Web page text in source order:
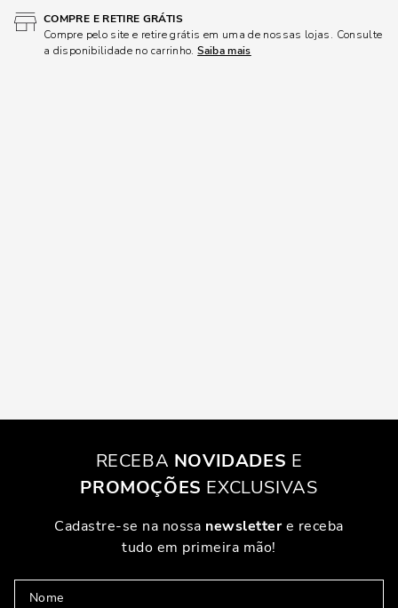
COMPRE E RETIRE GRÁTIS
Compre pelo site e retire grátis em uma de nossas lojas. Consulte
a disponibilidade no carrinho.Saiba mais
RECEBA NOVIDADES E
PROMOÇÕES EXCLUSIVAS
Cadastre-se na nossa newslettere receba
tudo em primeira mão!